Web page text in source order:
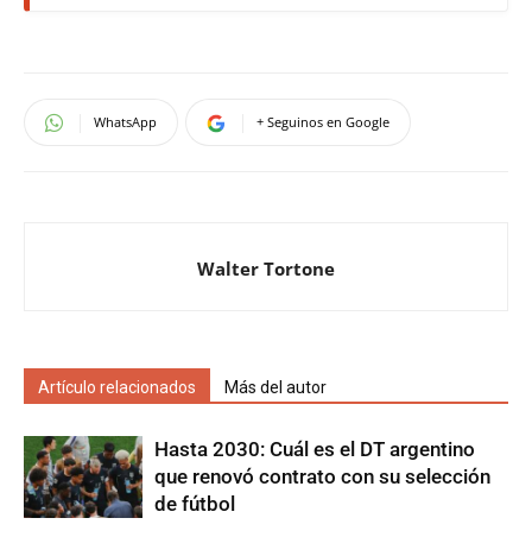
WhatsApp + Seguinos en Google
Walter Tortone
Artículo relacionados Más del autor
Hasta 2030: Cuál es el DT argentino
que renovó contrato con su selección
de fútbol